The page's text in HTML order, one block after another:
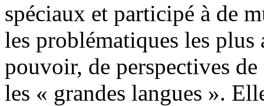
spéciaux et participé à de
les problématiques les plus
pouvoir, de perspectives
les « grandes langues ».